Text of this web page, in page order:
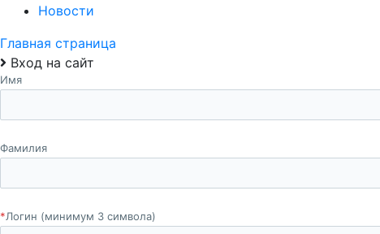
Новости
Главная страница
Вход на сайт
Имя
Фамилия
*Логин (минимум 3 символа)